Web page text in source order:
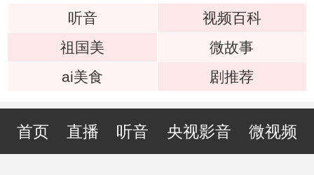
听音
视频百科
祖国美
微故事
ai美食
剧推荐
首页 直播 听音 央视影音 微视频